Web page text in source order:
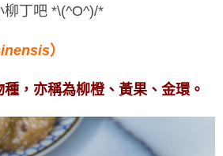
丁吧 *\(^O^)/*
）
，亦稱為柳橙、黃果、金環。